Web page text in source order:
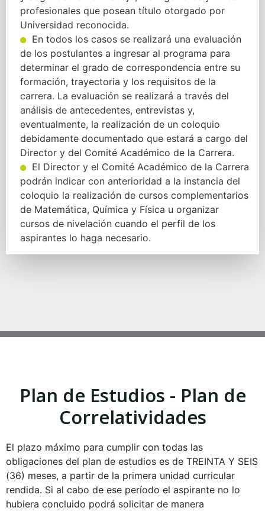
profesionales que posean título otorgado por
Universidad reconocida.
En todos los casos se realizará una evaluación
de los postulantes a ingresar al programa para
determinar el grado de correspondencia entre su
formación, trayectoria y los requisitos de la
carrera. La evaluación se realizará a través del
análisis de antecedentes, entrevistas y,
eventualmente, la realización de un coloquio
debidamente documentado que estará a cargo del
Director y del Comité Académico de la Carrera.
El Director y el Comité Académico de la Carrera
podrán indicar con anterioridad a la instancia del
coloquio la realización de cursos complementarios
de Matemática, Química y Física u organizar
cursos de nivelación cuando el perfil de los
aspirantes lo haga necesario.
Plan de Estudios - Plan de
Correlatividades
El plazo máximo para cumplir con todas las
obligaciones del plan de estudios es de TREINTA Y SEIS
(36) meses, a partir de la primera unidad curricular
rendida. Si al cabo de ese período el aspirante no lo
hubiera concluido podrá solicitar de manera